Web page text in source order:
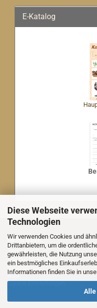
Diese Webseite
Technologien
Wir verwenden Cookies und
Drittanbietern, um die
gewährleisten, die Nutzung
ein bestmögliches
Informationen finden Sie in
Alle
E-Katalog
MEHR ÜBER...
Impressum
Nachricht an uns
Datenschutz
AGB
Cookie Einstellungen